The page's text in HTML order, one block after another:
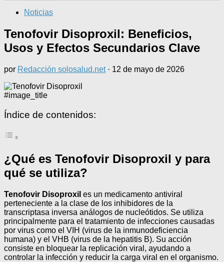
Noticias
Tenofovir Disoproxil: Beneficios,
Usos y Efectos Secundarios Clave
por Redacción solosalud.net · 12 de mayo de 2026
#image_title
Índice de contenidos:
¿Qué es Tenofovir Disoproxil y para
qué se utiliza?
Tenofovir Disoproxil es un medicamento antiviral
perteneciente a la clase de los inhibidores de la
transcriptasa inversa análogos de nucleótidos. Se utiliza
principalmente para el tratamiento de infecciones causadas
por virus como el VIH (virus de la inmunodeficiencia
humana) y el VHB (virus de la hepatitis B). Su acción
consiste en bloquear la replicación viral, ayudando a
controlar la infección y reducir la carga viral en el organismo.